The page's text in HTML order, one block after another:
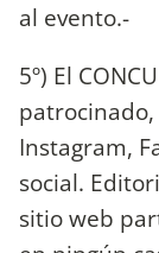
al evento.-
5º) El
Instagram,
social.
sitio web